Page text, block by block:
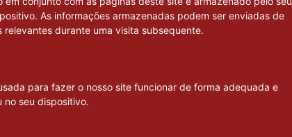
As informações armazenadas podem ser enviadas de
durante uma visita subsequente.
para fazer o nosso site funcionar de forma adequada e
no seu dispositivo.